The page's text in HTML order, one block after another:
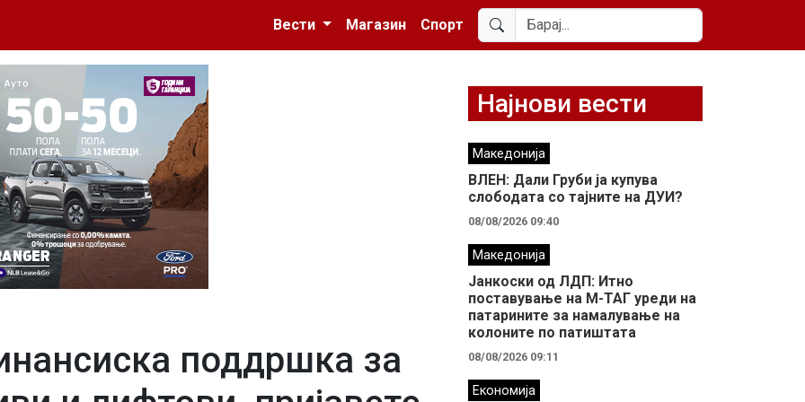
Вести
Магазин Спорт
поддршка за
Најнови вести
Македонија
ВЛЕН: Дали Груби ја купува
слободата со тајните на ДУИ?
08/08/2026 09:40
Македонија
Јанкоски од ЛДП: Итно
поставување на М-ТАГ уреди на
патарините за намалување на
колоните по патиштата
08/08/2026 09:11
Економија